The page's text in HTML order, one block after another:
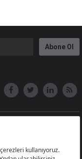
Abone Ol
A.Ş.